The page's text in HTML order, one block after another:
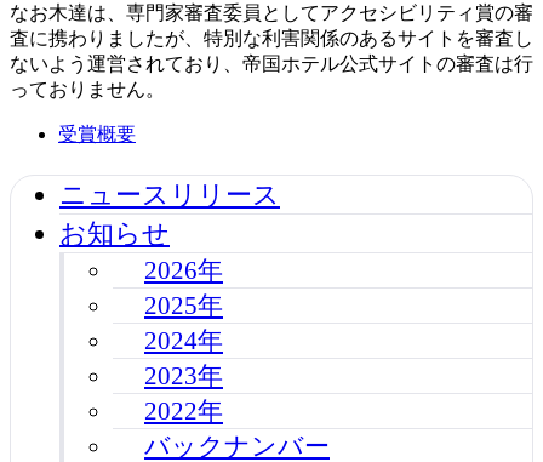
なお木達は、専門家審査委員としてアクセシビリティ賞の審
査に携わりましたが、特別な利害関係のあるサイトを審査し
ないよう運営されており、帝国ホテル公式サイトの審査は行
っておりません。
受賞概要
ニュースリリース
お知らせ
2026年
2025年
2024年
2023年
2022年
バックナンバー